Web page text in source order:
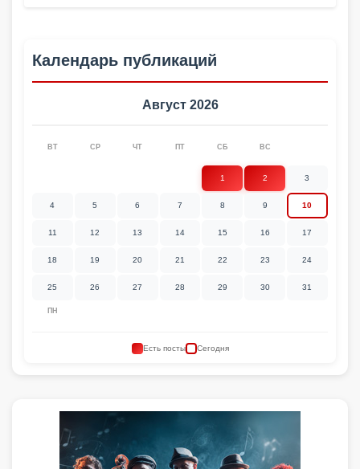
Календарь публикаций
Август 2026
ПН
ВТ СР ЧТ ПТ СБ ВС
1 2 3
4 5 6 7 8 9 10
11 12 13 14 15 16 17
18 19 20 21 22 23 24
25 26 27 28 29 30 31
Есть посты Сегодня